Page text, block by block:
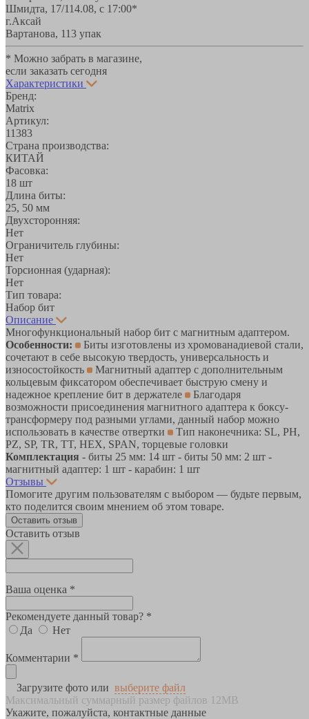
Шмидта, 17/114.08, с 17:00*
г.Аксай
Вартанова, 113 упак
* Можно забрать в магазине,
если заказать сегодня
Характеристики
Бренд:
Matrix
Артикул:
11383
Страна производства:
КИТАЙ
Фасовка:
18 шт
Длина биты:
25, 50 мм
Двухсторонняя:
Нет
Ограничитель глубины:
Нет
Торсионная (ударная):
Нет
Тип товара:
Набор бит
Описание
Многофункциональный набор бит с магнитным адаптером.
Особенности:
Биты изготовлены из хромованадиевой стали,
сочетают в себе высокую твердость, универсальность и
износостойкость
Магнитный адаптер с дополнительным
кольцевым фиксатором обеспечивает быструю смену и
надежное крепление бит в держателе
Благодаря
возможности присоединения магнитного адаптера к боксу-
трансформеру под разными углами, данный набор можно
использовать в качестве отвертки
Тип наконечника: SL, PH,
PZ, SP, TR, TT, HEX, SPAN, торцевые головки
Комплектация - биты 25 мм: 14 шт - биты 50 мм: 2 шт -
магнитный адаптер: 1 шт - карабин: 1 шт
Отзывы
Помогите другим пользователям с выбором — будьте первым,
кто поделится своим мнением об этом товаре.
Оставить отзыв
Оставить отзыв
Ваша оценка *
Рекомендуете данный товар? *
Да
Нет
Комментарии *
Загрузите фото или выберите файл
Максимальный суммарный размер файлов 12MB
Укажите, пожалуйста, контактные данные